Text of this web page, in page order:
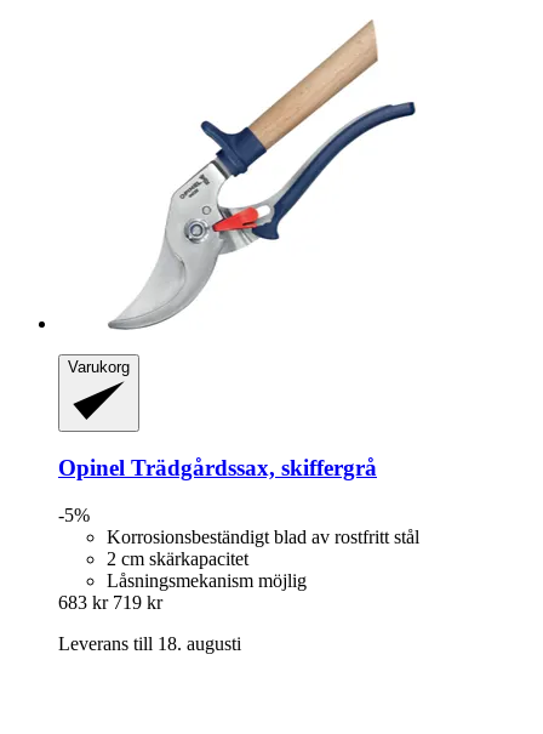
Varukorg
Opinel Trädgårdssax, skiffergrå
-5%
Korrosionsbeständigt blad av rostfritt stål
2 cm skärkapacitet
Låsningsmekanism möjlig
683 kr 719 kr
Leverans till 18. augusti